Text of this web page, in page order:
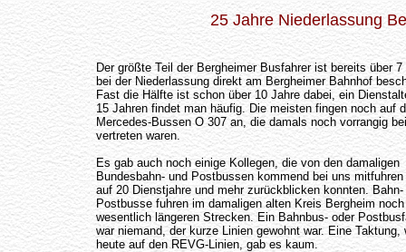
25 Jahre Niederlassung
Der größte Teil der Bergheimer Busfahrer ist bereits über 7
bei der Niederlassung direkt am Bergheimer Bahnhof
Fast die Hälfte ist schon über 10 Jahre dabei, ein
15 Jahren findet man häufig. Die meisten fingen noch auf
Mercedes-Bussen O 307 an, die damals noch vorrangig
vertreten waren.
Es gab auch noch einige Kollegen, die von den damaligen
Bundesbahn- und Postbussen kommend bei uns mitfuhren
auf 20 Dienstjahre und mehr zurückblicken konnten. Bahn-
Postbusse fuhren im damaligen alten Kreis Bergheim
wesentlich längeren Strecken. Ein Bahnbus- oder
war niemand, der kurze Linien gewohnt war. Eine Taktung,
heute auf den REVG-Linien, gab es kaum.